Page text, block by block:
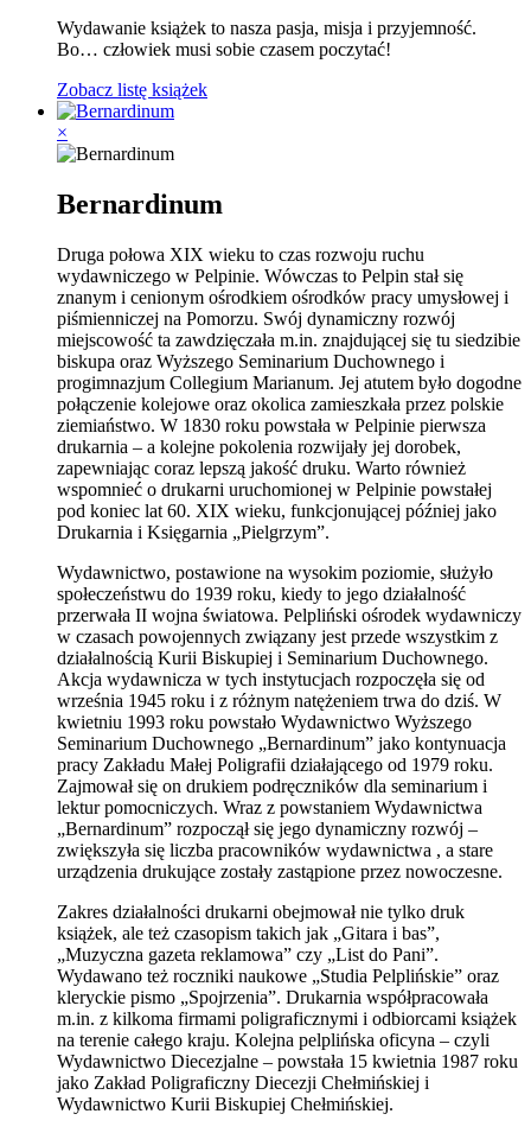
Wydawanie książek to nasza pasja, misja i przyjemność.
Bo… człowiek musi sobie czasem poczytać!
Zobacz listę książek
×
Bernardinum
Druga połowa XIX wieku to czas rozwoju ruchu
wydawniczego w Pelpinie. Wówczas to Pelpin stał się
znanym i cenionym ośrodkiem ośrodków pracy umysłowej i
piśmienniczej na Pomorzu. Swój dynamiczny rozwój
miejscowość ta zawdzięczała m.in. znajdującej się tu siedzibie
biskupa oraz Wyższego Seminarium Duchownego i
progimnazjum Collegium Marianum. Jej atutem było dogodne
połączenie kolejowe oraz okolica zamieszkała przez polskie
ziemiaństwo. W 1830 roku powstała w Pelpinie pierwsza
drukarnia – a kolejne pokolenia rozwijały jej dorobek,
zapewniając coraz lepszą jakość druku. Warto również
wspomnieć o drukarni uruchomionej w Pelpinie powstałej
pod koniec lat 60. XIX wieku, funkcjonującej później jako
Drukarnia i Księgarnia „Pielgrzym”.
Wydawnictwo, postawione na wysokim poziomie, służyło
społeczeństwu do 1939 roku, kiedy to jego działalność
przerwała II wojna światowa. Pelpliński ośrodek wydawniczy
w czasach powojennych związany jest przede wszystkim z
działalnością Kurii Biskupiej i Seminarium Duchownego.
Akcja wydawnicza w tych instytucjach rozpoczęła się od
września 1945 roku i z różnym natężeniem trwa do dziś. W
kwietniu 1993 roku powstało Wydawnictwo Wyższego
Seminarium Duchownego „Bernardinum” jako kontynuacja
pracy Zakładu Małej Poligrafii działającego od 1979 roku.
Zajmował się on drukiem podręczników dla seminarium i
lektur pomocniczych. Wraz z powstaniem Wydawnictwa
„Bernardinum” rozpoczął się jego dynamiczny rozwój –
zwiększyła się liczba pracowników wydawnictwa , a stare
urządzenia drukujące zostały zastąpione przez nowoczesne.
Zakres działalności drukarni obejmował nie tylko druk
książek, ale też czasopism takich jak „Gitara i bas”,
„Muzyczna gazeta reklamowa” czy „List do Pani”.
Wydawano też roczniki naukowe „Studia Pelplińskie” oraz
kleryckie pismo „Spojrzenia”. Drukarnia współpracowała
m.in. z kilkoma firmami poligraficznymi i odbiorcami książek
na terenie całego kraju. Kolejna pelplińska oficyna – czyli
Wydawnictwo Diecezjalne – powstała 15 kwietnia 1987 roku
jako Zakład Poligraficzny Diecezji Chełmińskiej i
Wydawnictwo Kurii Biskupiej Chełmińskiej.